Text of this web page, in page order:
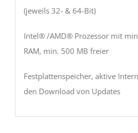
(jeweils 32- & 64-Bit)
Intel® /AMD® Prozessor mit
RAM, min. 500 MB freier
Festplattenspeicher, aktive
den Download von Updates